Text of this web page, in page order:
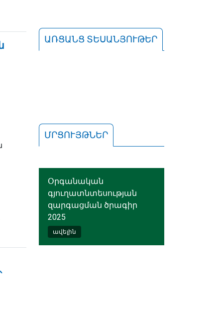
ԱՌՑԱՆՑ ՏԵՍԱՆՅՈՒԹԵՐ
ՄՐՑՈՒՅԹՆԵՐ
Օրգանական
գյուղատնտեսության
զարգացման ծրագիր
2025
ավելին